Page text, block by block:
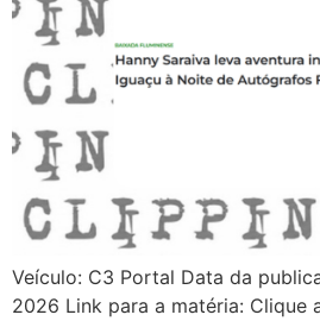
Veículo: C3 Portal Data da
2026 Link para a matéria: Clique